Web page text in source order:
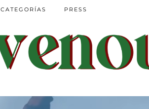
CATEGORÍAS PRESS